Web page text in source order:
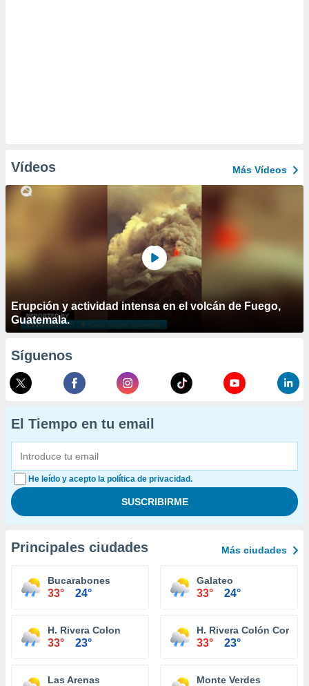
Vídeos Más Vídeos
Erupción y actividad intensa en el volcán de Fuego,
Guatemala.
Síguenos
El Tiempo en tu email
He leído y acepto la política de privacidad.
Principales ciudades Más ciudades
Bucarabones
33° 24°
Galateo
33° 24°
H. Rivera Colon
33° 23°
H. Rivera Colón
33° 23°
Las Arenas Monte Verdes